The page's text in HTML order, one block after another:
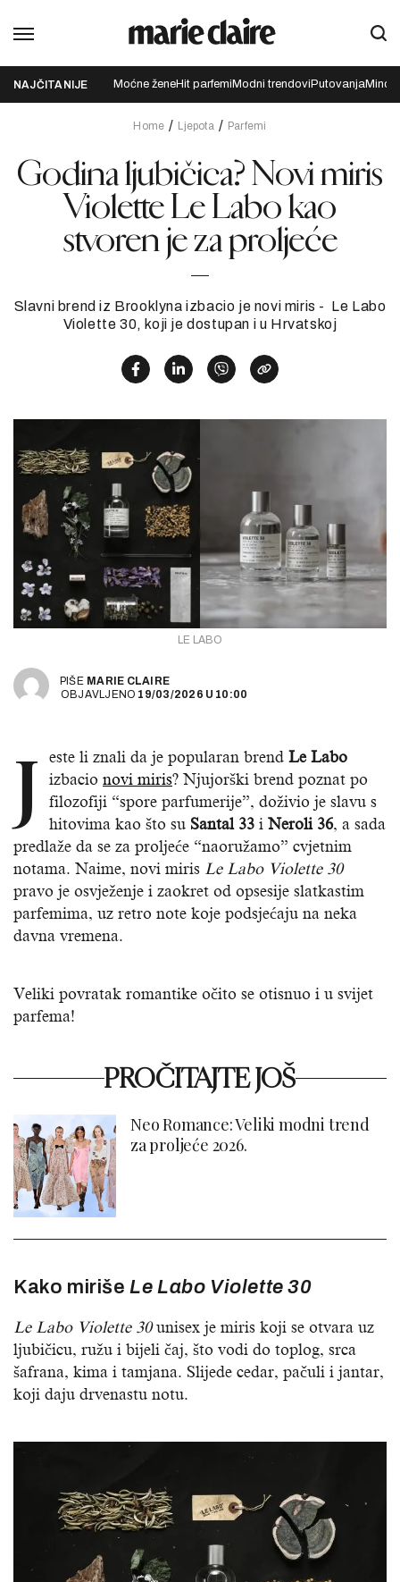
NAJČITANIJE Moćne ženeHit parfemi Modni trendovi Putovanja
Home Ljepota Parfemi
Godina ljubičica? Novi miris
Violette Le Labo kao
stvoren je za proljeće
Slavni brend iz Brooklyna izbacio je novi miris - Le Labo
Violette 30, koji je dostupan i u Hrvatskoj
LE LABO
PIŠE MARIE CLAIRE
OBJAVLJENO 19/03/2026 U 10:00
J este li znali da je popularan brend Le Labo
izbacio novi miris? Njujorški brend poznat po
filozofiji “spore parfumerije”, doživio je slavu s
hitovima kao što su Santal 33 i Neroli 36, a sada
predlaže da se za proljeće “naoružamo” cvjetnim
notama. Naime, novi miris Le Labo Violette 30
pravo je osvježenje i zaokret od opsesije slatkastim
parfemima, uz retro note koje podsjećaju na neka
davna vremena.
Veliki povratak romantike očito se otisnuo i u svijet
parfema!
PROČITAJTE JOŠ
Neo Romance: Veliki modni trend
za proljeće 2026.
Kako mirišeLe Labo Violette 30
Le Labo Violette 30unisex je miris koji se otvara uz
ljubičicu, ružu i bijeli čaj, što vodi do toplog, srca
šafrana, kima i tamjana. Slijede cedar, pačuli i jantar,
koji daju drvenastu notu.